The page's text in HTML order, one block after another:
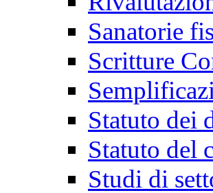
Sanatorie
Scritture
Statuto dei
Statuto del
Studi di